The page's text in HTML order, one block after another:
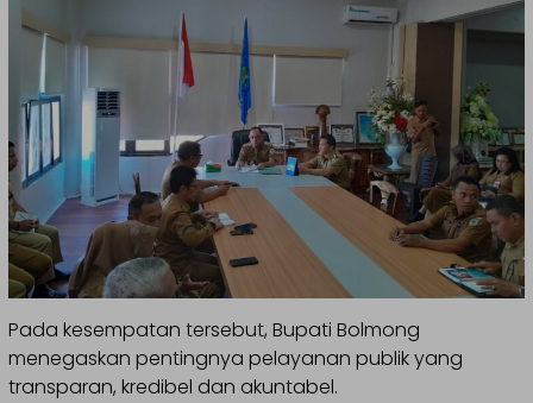
Pada kesempatan tersebut, Bupati Bolmong
menegaskan pentingnya pelayanan publik yang
transparan, kredibel dan akuntabel.